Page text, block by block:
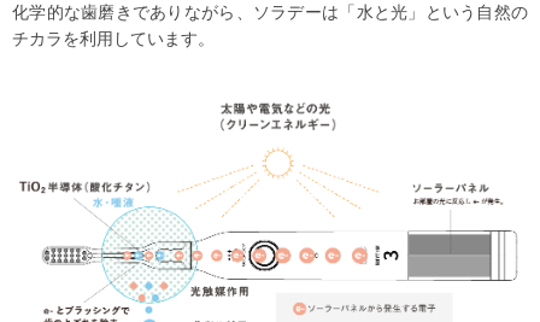
化学的な歯磨きでありながら、ソラデーは「水と光」という自然の
チカラを利用しています。